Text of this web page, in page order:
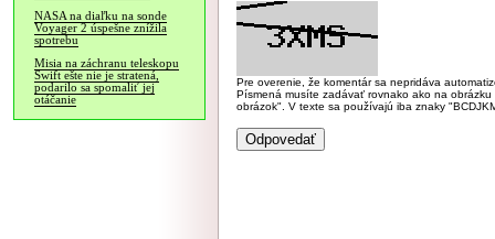
NASA na diaľku na sonde
Voyager 2 úspešne znížila
spotrebu
Misia na záchranu teleskopu
Swift ešte nie je stratená,
podarilo sa spomaliť jej
otáčanie
Pre overenie, že komentár sa nepridáva
Písmená musíte zadávať rovnako ako na
obrázok". V texte sa používajú iba znaky